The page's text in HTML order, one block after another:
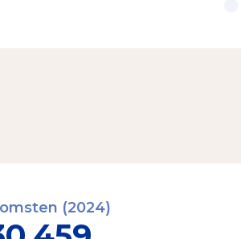
(2024)